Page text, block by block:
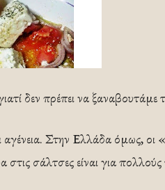
δεν πρέπει να ξαναβουτάμε
αγένεια. Στην Ελλάδα όμως,
στις σάλτσες είναι για